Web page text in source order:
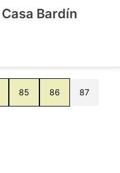
Bardín
85 86 87